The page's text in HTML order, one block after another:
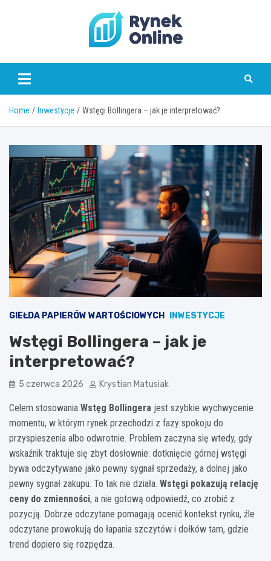
www.rynekonline.pl
Home Inwestycje Wstęgi Bollingera – jak je interpretować?
GIEŁDA PAPIERÓW WARTOŚCIOWYCH INWESTYCJE
Wstęgi Bollingera – jak je
interpretować?
5 czerwca 2026 Krystian Matusiak
Celem stosowania Wstęg Bollingera jest szybkie wychwycenie
momentu, w którym rynek przechodzi z fazy spokoju do
przyspieszenia albo odwrotnie. Problem zaczyna się wtedy, gdy
wskaźnik traktuje się zbyt dosłownie: dotknięcie górnej wstęgi
bywa odczytywane jako pewny sygnał sprzedaży, a dolnej jako
pewny sygnał zakupu. To tak nie działa. Wstęgi pokazują relację
ceny do zmienności, a nie gotową odpowiedź, co zrobić z
pozycją. Dobrze odczytane pomagają ocenić kontekst rynku, źle
odczytane prowokują do łapania szczytów i dołków tam, gdzie
trend dopiero się rozpędza.